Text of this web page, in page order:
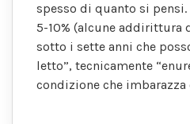
spesso di quanto si
5-10% (alcune addirittura
sotto i sette anni che
letto”, tecnicamente
condizione che